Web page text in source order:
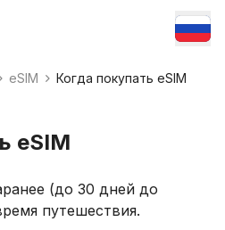
eSIM Когда покупать eSIM
eSIM
(до 30 дней до
путешествия.